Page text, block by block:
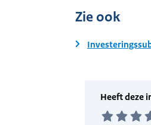
Zie ook